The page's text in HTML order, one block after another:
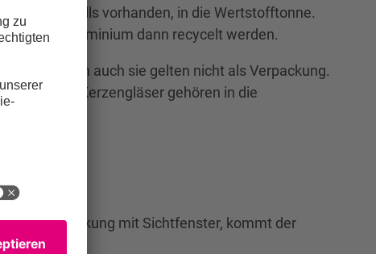
oder, falls vorhanden, in die Wertstofftonne.
das Aluminium dann recycelt werden.
denn auch sie gelten nicht als Verpackung.
Kerzengläser gehören in die
eine Verpackung mit Sichtfenster, kommt der